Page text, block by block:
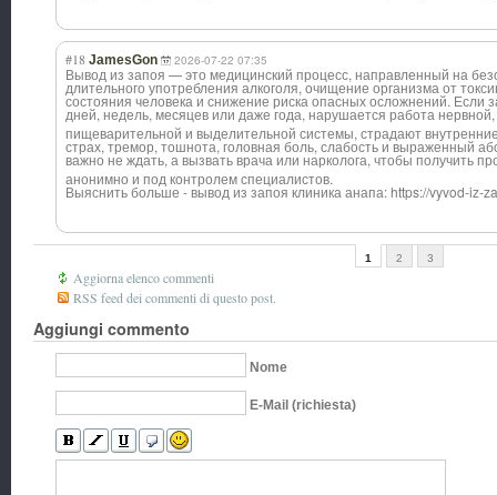
#18 JamesGon 2026-07-22 07:35
Вывод из запоя — это медицинский процесс, направленный на
длительного употребления алкоголя, очищение организма от
состояния человека и снижение риска опасных осложнений. Если
дней, недель, месяцев или даже года, нарушается работа
пищеварительной и выделительной системы, страдают
страх, тремор, тошнота, головная боль, слабость и выраженный
важно не ждать, а вызвать врача или нарколога, чтобы получить
анонимно и под контролем специалистов.
Выяснить больше - вывод из запоя клиника анапа: https://vyvod-iz-
1 2 3
Aggiorna elenco commenti
RSS feed dei commenti di questo post.
Aggiungi commento
Nome
E-Mail (richiesta)